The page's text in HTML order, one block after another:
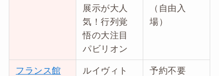
展示が大人
気！行列覚
悟の大注目
パビリオン
（自由入
場）
フランス館
ルイヴィト
予約不要